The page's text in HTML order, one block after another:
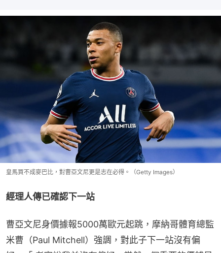
皇馬買不成麥巴比，對曹亞文尼更是志在必得。（Getty Images）
經理人傳已確認下一站
曹亞文尼身價據報5000萬歐元起跳，摩納哥體育總監
米曹（Paul Mitchell）強調，對此子下一站沒有偏